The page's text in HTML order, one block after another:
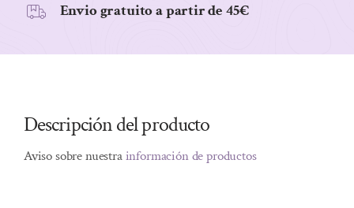
Envio gratuito a partir de 45€
Descripción del producto
Aviso sobre nuestrainformación de productos